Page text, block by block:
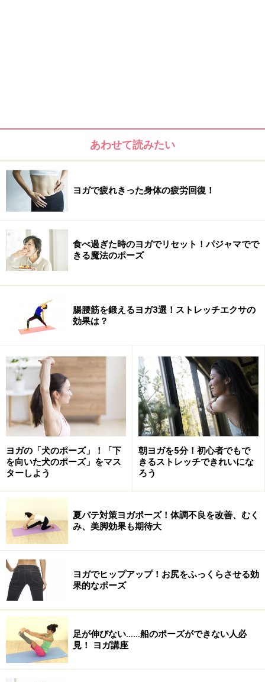
あわせて読みたい
ヨガで疲れきった身体の疲労回復！
食べ過ぎた時のヨガでリセット！パジャマでで
きる魔法のポーズ
腸腰筋を鍛えるヨガ3選！ストレッチエクサの
効果は？
ヨガの「犬のポーズ」！「下
を向いた犬のポーズ」をマス
ターしよう
朝ヨガを5分！初心者でもで
きるストレッチできれいにな
ろう
夏バテ対策ヨガポーズ！体調不良を改善、むく
み、美脚効果も期待大
ヨガでヒップアップ！お尻をふっくらさせる効
果的なポーズ
足が伸びない……船のポーズができない人必
見！ ヨガ講座